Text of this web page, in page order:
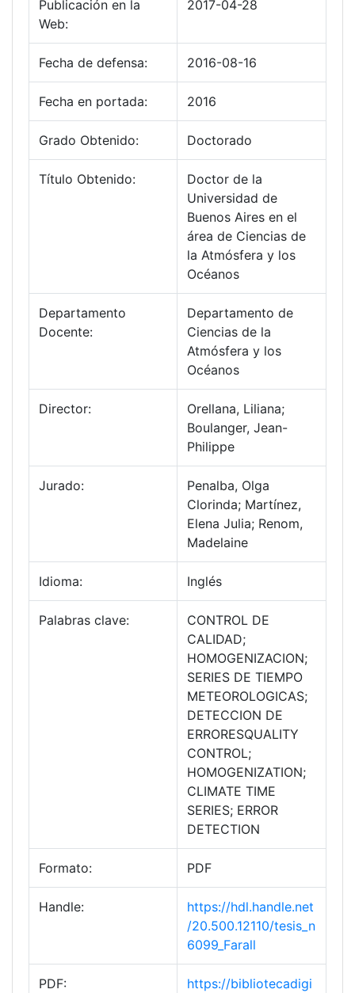
Publicación en la
Web:
2017-04-28
Fecha de defensa: 2016-08-16
Fecha en portada: 2016
Grado Obtenido: Doctorado
Título Obtenido:
Doctor de la
Universidad de
Buenos Aires en el
área de Ciencias de
la Atmósfera y los
Océanos
Departamento
Docente:
Departamento de
Ciencias de la
Atmósfera y los
Océanos
Director:
Orellana, Liliana;
Boulanger, Jean-
Philippe
Jurado:
Penalba, Olga
Clorinda; Martínez,
Elena Julia; Renom,
Madelaine
Idioma: Inglés
Palabras clave:
CONTROL DE
CALIDAD;
HOMOGENIZACION;
SERIES DE TIEMPO
METEOROLOGICAS;
DETECCION DE
ERRORESQUALITY
CONTROL;
HOMOGENIZATION;
CLIMATE TIME
SERIES; ERROR
DETECTION
Formato: PDF
Handle:
https://hdl.handle.net
/20.500.12110/tesis_n
6099_Farall
PDF:
https://bibliotecadigi